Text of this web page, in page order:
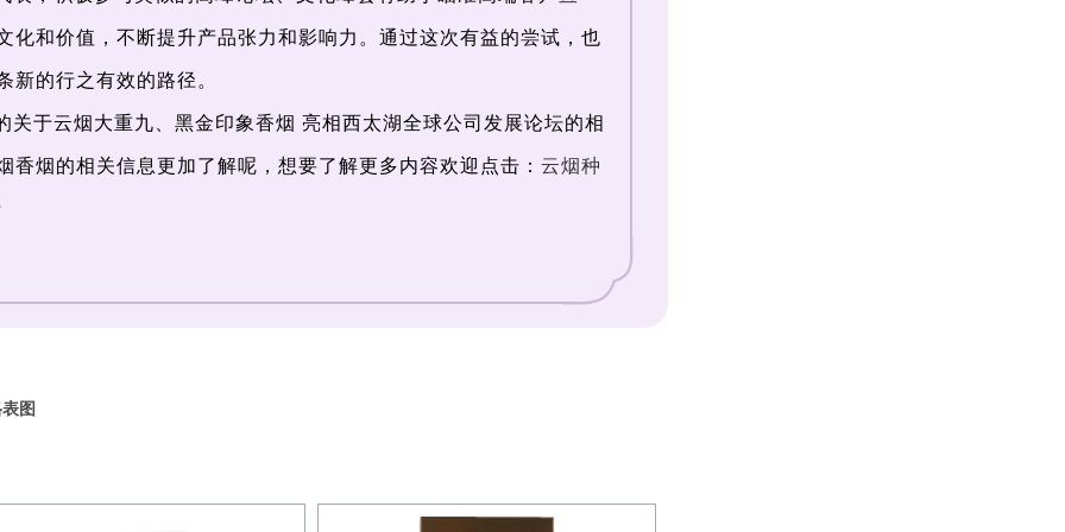
化和价值，不断提升产品张力和影响力。通过这次有益的尝试，也
新的行之有效的路径。
关于云烟大重九、黑金印象香烟 亮相西太湖全球公司发展论坛的相
香烟的相关信息更加了解呢，想要了解更多内容欢迎点击： 云烟种
图